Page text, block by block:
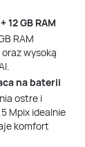
GB RAM
RAM
wysoką
na baterii
ostre i
Mpix idealnie
komfort